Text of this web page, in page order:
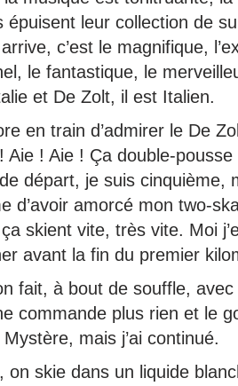
épuisent leur collection de
c’est le magnifique,
le fantastique, le
et De Zolt, il est Italien.
en train d’admirer le De
Aie ! Aie ! Ça double-
départ, je suis cinquième,
d’avoir amorcé mon two-
skient vite, très vite. Moi
avant la fin du premier
fait, à bout de souffle,
commande plus rien et le
mais j’ai continué.
on skie dans un liquide